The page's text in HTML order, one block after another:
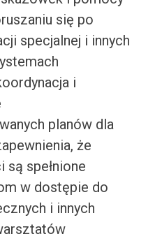
się po
specjalnej i innych
i
planów dla
że
spełnione
w dostępie do
i innych